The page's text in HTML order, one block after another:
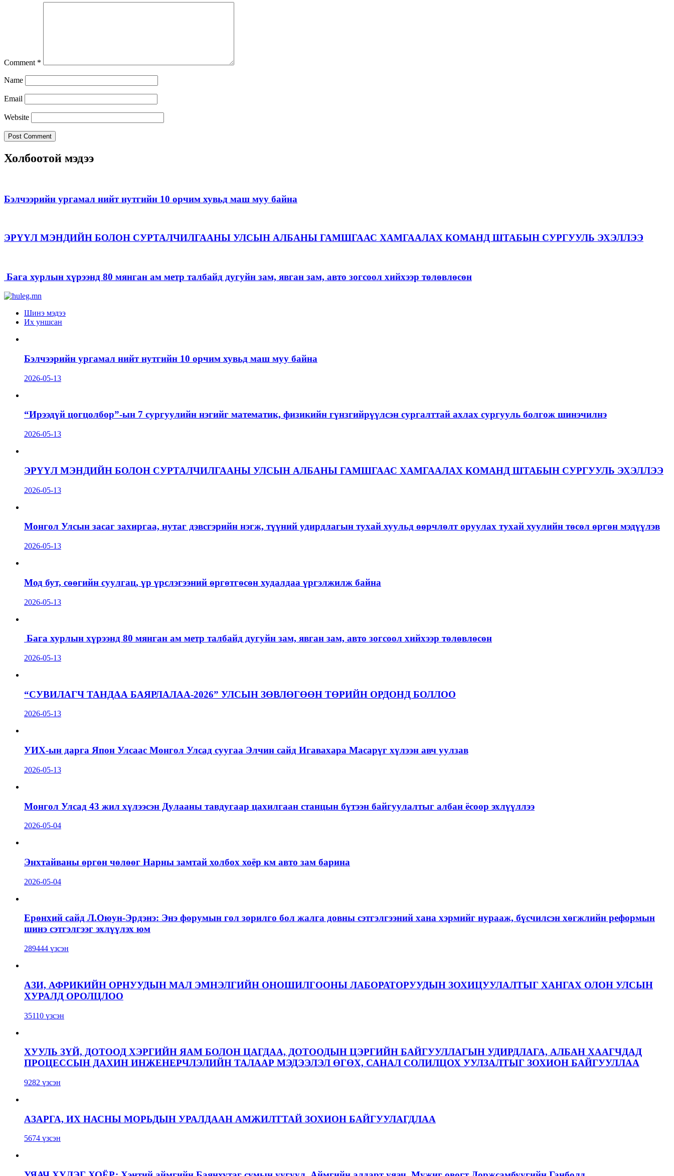
Comment *
Name
Email
Website
Холбоотой мэдээ
Бэлчээрийн ургамал нийт нутгийн 10 орчим хувьд маш муу байна
ЭРҮҮЛ МЭНДИЙН БОЛОН СУРТАЛЧИЛГААНЫ УЛСЫН АЛБАНЫ ГАМШГААС ХАМГААЛАХ КОМАНД ШТАБЫН СУРГУУЛЬ ЭХЭЛЛЭЭ
Бага хурлын хүрээнд 80 мянган ам метр талбайд дугуйн зам, явган зам, авто зогсоол хийхээр төлөвлөсөн
Шинэ мэдээ
Их уншсан
Бэлчээрийн ургамал нийт нутгийн 10 орчим хувьд маш муу байна
2026-05-13
“Ирээдүй цогцолбор”-ын 7 сургуулийн нэгийг математик, физикийн гүнзгийрүүлсэн сургалттай ахлах сургууль болгож шинэчилнэ
2026-05-13
ЭРҮҮЛ МЭНДИЙН БОЛОН СУРТАЛЧИЛГААНЫ УЛСЫН АЛБАНЫ ГАМШГААС ХАМГААЛАХ КОМАНД ШТАБЫН СУРГУУЛЬ ЭХЭЛЛЭЭ
2026-05-13
Монгол Улсын засаг захиргаа, нутаг дэвсгэрийн нэгж, түүний удирдлагын тухай хуульд өөрчлөлт оруулах тухай хуулийн төсөл өргөн мэдүүлэв
2026-05-13
Мод бут, сөөгийн суулгац, үр үрслэгээний өргөтгөсөн худалдаа үргэлжилж байна
2026-05-13
Бага хурлын хүрээнд 80 мянган ам метр талбайд дугуйн зам, явган зам, авто зогсоол хийхээр төлөвлөсөн
2026-05-13
“СУВИЛАГЧ ТАНДАА БАЯРЛАЛАА-2026” УЛСЫН ЗӨВЛӨГӨӨН ТӨРИЙН ОРДОНД БОЛЛОО
2026-05-13
УИХ-ын дарга Япон Улсаас Монгол Улсад суугаа Элчин сайд Игавахара Масарүг хүлээн авч уулзав
2026-05-13
Монгол Улсад 43 жил хүлээсэн Дулааны тавдугаар цахилгаан станцын бүтээн байгуулалтыг албан ёсоор эхлүүллээ
2026-05-04
Энхтайваны өргөн чөлөөг Нарны замтай холбох хоёр км авто зам барина
2026-05-04
Ерөнхий сайд Л.Оюун-Эрдэнэ: Энэ форумын гол зорилго бол жалга довны сэтгэлгээний хана хэрмийг нурааж, бүсчилсэн хөгжлийн реформын
шинэ сэтгэлгээг эхлүүлэх юм
289444 үзсэн
АЗИ, АФРИКИЙН ОРНУУДЫН МАЛ ЭМНЭЛГИЙН ОНОШИЛГООНЫ ЛАБОРАТОРУУДЫН ЗОХИЦУУЛАЛТЫГ ХАНГАХ ОЛОН УЛСЫН
ХУРАЛД ОРОЛЦЛОО
35110 үзсэн
ХУУЛЬ ЗҮЙ, ДОТООД ХЭРГИЙН ЯАМ БОЛОН ЦАГДАА, ДОТООДЫН ЦЭРГИЙН БАЙГУУЛЛАГЫН УДИРДЛАГА, АЛБАН ХААГЧДАД
ПРОЦЕССЫН ДАХИН ИНЖЕНЕРЧЛЭЛИЙН ТАЛААР МЭДЭЭЛЭЛ ӨГӨХ, САНАЛ СОЛИЛЦОХ УУЛЗАЛТЫГ ЗОХИОН БАЙГУУЛЛАА
9282 үзсэн
АЗАРГА, ИХ НАСНЫ МОРЬДЫН УРАЛДААН АМЖИЛТТАЙ ЗОХИОН БАЙГУУЛАГДЛАА
5674 үзсэн